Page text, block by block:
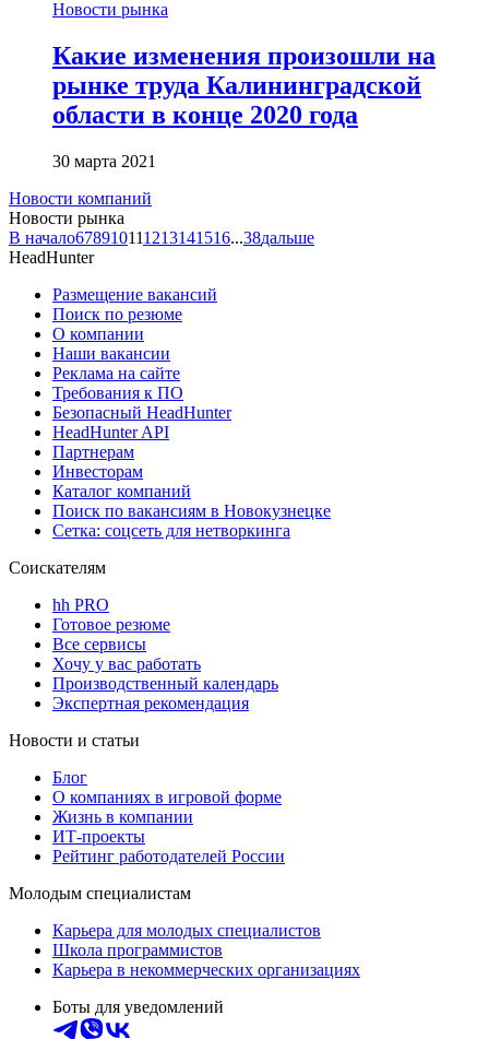
Новости рынка
Какие изменения произошли на
рынке труда Калининградской
области в конце 2020 года
30 марта 2021
Новости компаний
Новости рынка
В начало678910111213141516...38дальше
HeadHunter
Размещение вакансий
Поиск по резюме
О компании
Наши вакансии
Реклама на сайте
Требования к ПО
Безопасный HeadHunter
HeadHunter API
Партнерам
Инвесторам
Каталог компаний
Поиск по вакансиям в Новокузнецке
Сетка: соцсеть для нетворкинга
Соискателям
hh PRO
Готовое резюме
Все сервисы
Хочу у вас работать
Производственный календарь
Экспертная рекомендация
Новости и статьи
Блог
О компаниях в игровой форме
Жизнь в компании
ИТ-проекты
Рейтинг работодателей России
Молодым специалистам
Карьера для молодых специалистов
Школа программистов
Карьера в некоммерческих организациях
Боты для уведомлений